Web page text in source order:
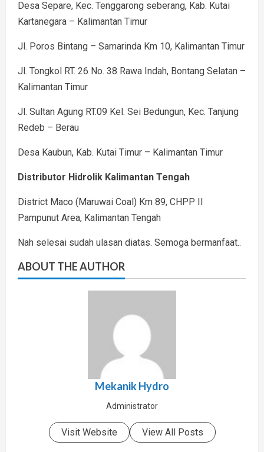
Desa Separe, Kec. Tenggarong seberang, Kab. Kutai
Kartanegara – Kalimantan Timur
Jl. Poros Bintang – Samarinda Km 10, Kalimantan Timur
Jl. Tongkol RT. 26 No. 38 Rawa Indah, Bontang Selatan –
Kalimantan Timur
Jl. Sultan Agung RT.09 Kel. Sei Bedungun, Kec. Tanjung
Redeb – Berau
Desa Kaubun, Kab. Kutai Timur – Kalimantan Timur
Distributor Hidrolik Kalimantan Tengah
District Maco (Maruwai Coal) Km 89, CHPP II
Pampunut Area, Kalimantan Tengah
Nah selesai sudah ulasan diatas. Semoga bermanfaat..
ABOUT THE AUTHOR
Mekanik Hydro
Administrator
Visit Website View All Posts